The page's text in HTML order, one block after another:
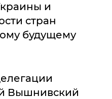
и
стран
будущему
Вышнивский